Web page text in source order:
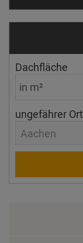
Dachfläche
ungefährer Ort
Aachen